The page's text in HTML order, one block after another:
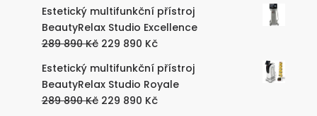
byla:
189
890 Kč.
je:
129
890 Kč.
Estetický multifunkční přístroj
BeautyRelax Studio Excellence
289 890Kč Původní
byla:
289
890 Kč.
229 890 KčAktuální
je:
229
890 Kč.
Estetický multifunkční přístroj
BeautyRelax Studio Royale
289 890Kč Původní
229 890 KčAktuální